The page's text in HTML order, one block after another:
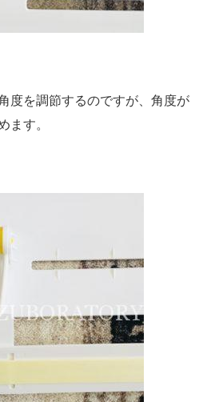
度を調節するのですが、角度が
ます。